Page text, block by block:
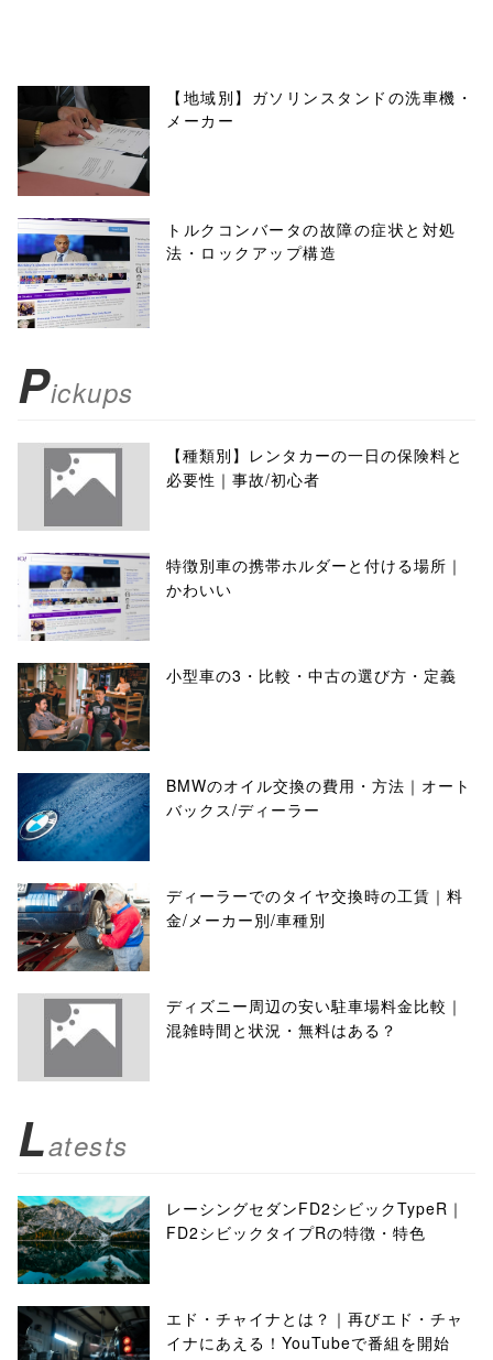
【地域別】ガソリンスタンドの洗車機・
メーカー
トルクコンバータの故障の症状と対処
法・ロックアップ構造
Pickups
【種類別】レンタカーの一日の保険料と
必要性｜事故/初心者
特徴別車の携帯ホルダーと付ける場所｜
かわいい
小型車の3・比較・中古の選び方・定義
BMWのオイル交換の費用・方法｜オート
バックス/ディーラー
ディーラーでのタイヤ交換時の工賃｜料
金/メーカー別/車種別
ディズニー周辺の安い駐車場料金比較｜
混雑時間と状況・無料はある？
Latests
レーシングセダンFD2シビックTypeR｜
FD2シビックタイプRの特徴・特色
エド・チャイナとは？｜再びエド・チャ
イナにあえる！YouTubeで番組を開始